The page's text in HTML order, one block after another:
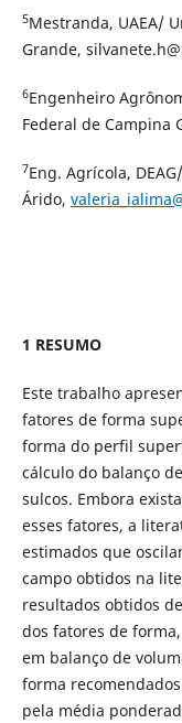
5Mestranda, UAEA/
Grande,
6Engenheiro
Federal de Campina
7Eng. Agrícola,
Árido,
1 RESUMO
Este trabalho
fatores de forma
forma do perfil
cálculo do balanço
sulcos. Embora
esses fatores, a
estimados que
campo obtidos na
resultados obtidos
dos fatores de
em balanço de
forma
pela média